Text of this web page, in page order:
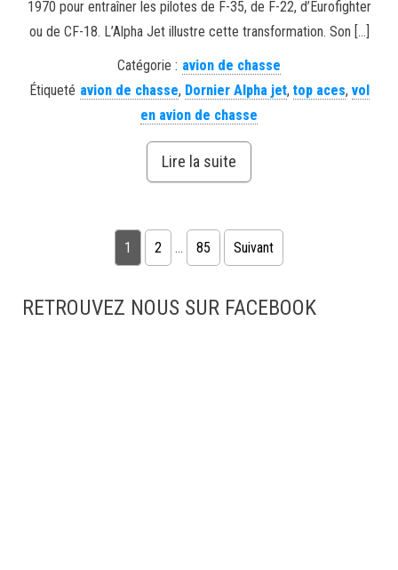
1970 pour entraîner les pilotes de F-35, de F-22, d’Eurofighter
ou de CF-18. L’Alpha Jet illustre cette transformation. Son […]
Catégorie : avion de chasse
Étiqueté avion de chasse, Dornier Alpha jet, top aces, vol
en avion de chasse
Lire la suite
Pagination des publications
1 2 … 85 Suivant
RETROUVEZ NOUS SUR FACEBOOK